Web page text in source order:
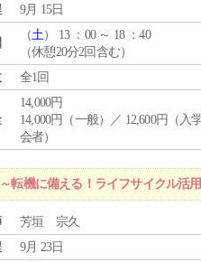
9月 15日
（土） 13 ：00 ～ 18 ：40
（休憩20分2回含む）
全1回
14,000円
14,000円（一般）／ 12,600円（入
会者）
転機に備える！ライフサイクル活
芳垣 宗久
9月 23日